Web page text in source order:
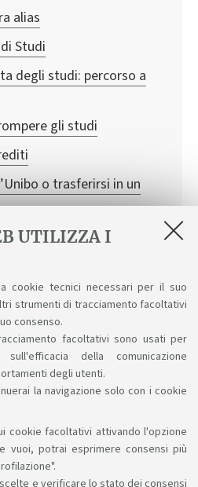
UTILIZZA I
cookie tecnici necessari per il suo
strumenti di tracciamento facoltativi
consenso.
facoltativi sono usati per
della comunicazione
degli utenti.
la navigazione solo con i cookie
cookie facoltativi attivando l'opzione
vuoi, potrai esprimere consensi più
e verificare lo stato dei consensi
alias
Studi
degli studi: percorso a
gli studi
o trasferirsi in un
sportiva
lavoro
di soggiorno
alla conoscenza
su: